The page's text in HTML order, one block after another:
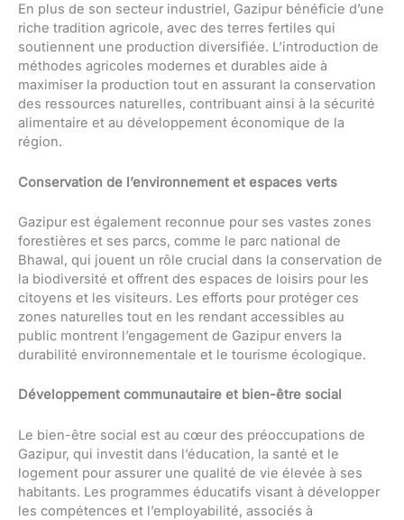
En plus de son secteur industriel, Gazipur bénéficie d’une
riche tradition agricole, avec des terres fertiles qui
soutiennent une production diversifiée. L’introduction de
méthodes agricoles modernes et durables aide à
maximiser la production tout en assurant la conservation
des ressources naturelles, contribuant ainsi à la sécurité
alimentaire et au développement économique de la
région.
Conservation de l’environnement et espaces verts
Gazipur est également reconnue pour ses vastes zones
forestières et ses parcs, comme le parc national de
Bhawal, qui jouent un rôle crucial dans la conservation de
la biodiversité et offrent des espaces de loisirs pour les
citoyens et les visiteurs. Les efforts pour protéger ces
zones naturelles tout en les rendant accessibles au
public montrent l’engagement de Gazipur envers la
durabilité environnementale et le tourisme écologique.
Développement communautaire et bien-être social
Le bien-être social est au cœur des préoccupations de
Gazipur, qui investit dans l’éducation, la santé et le
logement pour assurer une qualité de vie élevée à ses
habitants. Les programmes éducatifs visant à développer
les compétences et l’employabilité, associés à